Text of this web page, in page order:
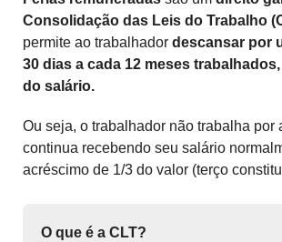
Consolidação das Leis do Trabalho
permite ao trabalhador descansar por
30 dias a cada 12 meses
do salário.
Ou seja, o trabalhador não trabalha por
continua recebendo seu salário
acréscimo de 1/3 do valor (terço
O que é a CLT?